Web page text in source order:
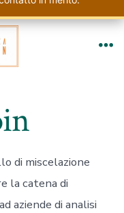
di miscelazione
la catena di
aziende di analisi